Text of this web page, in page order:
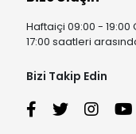
Haftaiçi 09:00 - 19:00
17:00 saatleri
Bizi Takip Edin